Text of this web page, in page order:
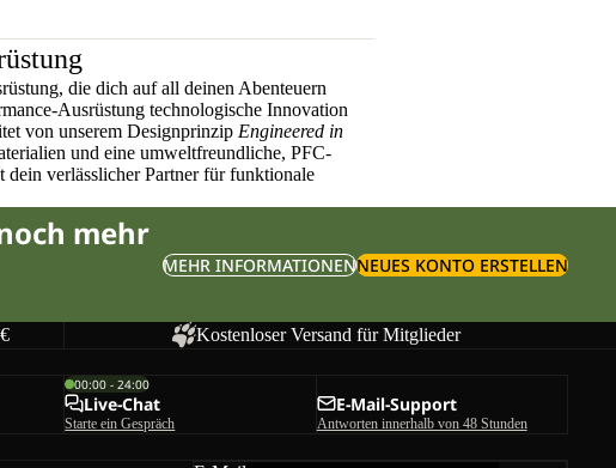
die dich auf all deinen Abenteuern
Ausrüstung technologische Innovation
von unserem Designprinzip Engineered in
und eine umweltfreundliche, PFC-
verlässlicher Partner für funktionale
mehr
MEHR INFORMATIONENNEUES KONTO ERSTELLEN
Kostenloser Versand für Mitglieder
00:00 - 24:00
Live-Chat
Starte ein Gespräch
E-Mail-Support
Antworten innerhalb von 48 Stunden